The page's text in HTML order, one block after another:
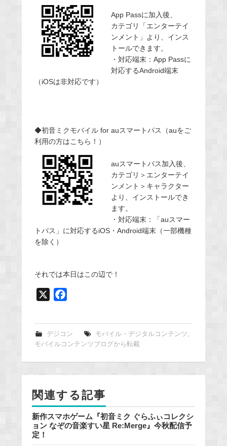
App Passに加入後、
カテゴリ「エンターテイ
ンメント」より、インス
トールできます。
・対応端末：App Passに
対応するAndroid端末
（iOSは非対応です）
◆初音ミクモバイル for auスマートパス（auをご
利用の方はこちら！）
auスマートパス加入後、
カテゴリ＞エンターテイ
ンメント＞キャラクター
より、インストールでき
ます。
・対応端末：「auスマー
トパス」に対応するiOS・Android端末（一部機種
を除く）
それでは本日はこの辺で！
e
b
o
o
デジコン モバイル・デジタルコンテンツ,
モバイルコンテンツブログから転載
関連する記事
新作スマホゲーム『初音ミク ぐらふぃコレクシ
ョン なぞの音楽すい星 Re:Merge』今秋配信予
定！